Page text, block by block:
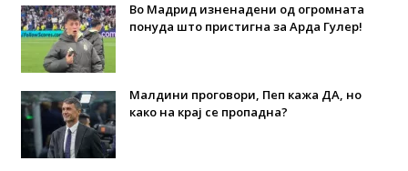
Во Мадрид изненадени од огромната
понуда што пристигна за Арда Гулер!
Малдини проговори, Пеп кажа ДА, но
како на крај се пропадна?